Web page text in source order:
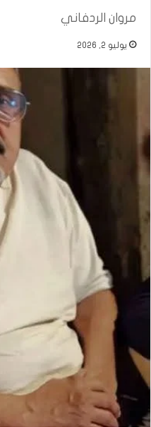
مروان الردفاني
يوليو 2, 2026